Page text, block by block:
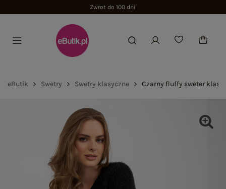
Zwrot do 100 dni
eButik Swetry Swetry klasyczne Czarny fluffy sweter